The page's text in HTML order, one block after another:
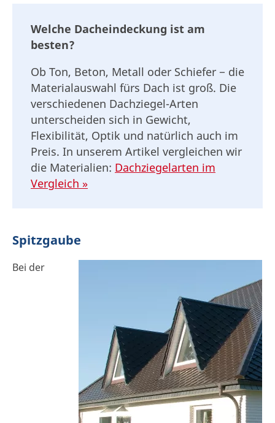
Welche Dacheindeckung ist am
besten?
Ob Ton, Beton, Metall oder Schiefer − die
Materialauswahl fürs Dach ist groß. Die
verschiedenen Dachziegel-Arten
unterscheiden sich in Gewicht,
Flexibilität, Optik und natürlich auch im
Preis. In unserem Artikel vergleichen wir
die Materialien: Dachziegelarten im
Vergleich »
Spitzgaube
Bei der